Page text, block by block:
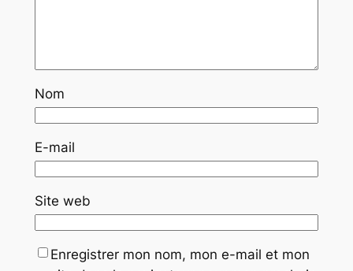
Nom
E-mail
Site web
Enregistrer mon nom, mon e-mail et mon